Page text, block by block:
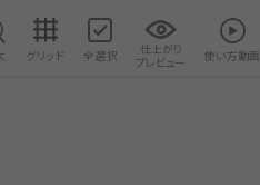
グリッド 全選択
仕上がり
プレビュー
使い方動画